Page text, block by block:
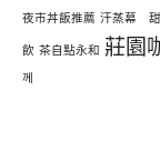
夜市丼飯推薦 汗蒸幕
飲 茶自點永和 莊園
께